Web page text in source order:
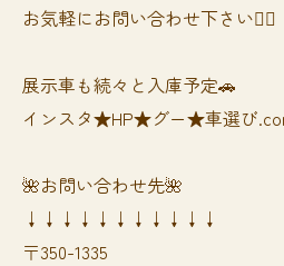
お気軽にお問い合わせ下さい🙆‍♀️
展示車も続々と入庫予定🚗
インスタ★HP★グー★車選び
🌺お問い合わせ先🌺
↓↓↓↓↓↓↓↓↓↓↓
〒350-1335